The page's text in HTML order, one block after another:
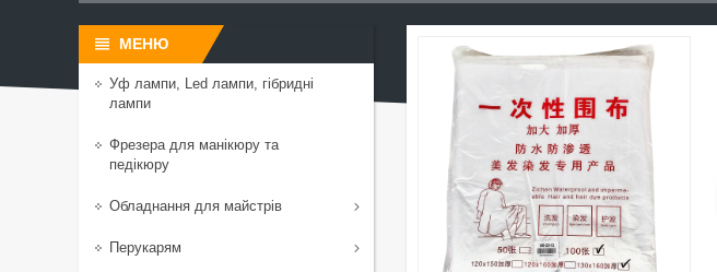
Уф лампи, Led лампи, гібридні
лампи
Фрезера для манікюру та
педікюру
Обладнання для майстрів
Перукарям